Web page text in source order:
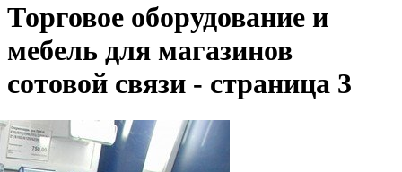
Торговое оборудование и
мебель для магазинов
сотовой связи - страница 3